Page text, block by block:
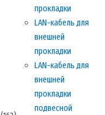
прокладки
LAN-кабель для
внешней
прокладки
LAN-кабель для
внешней
прокладки
подвесной